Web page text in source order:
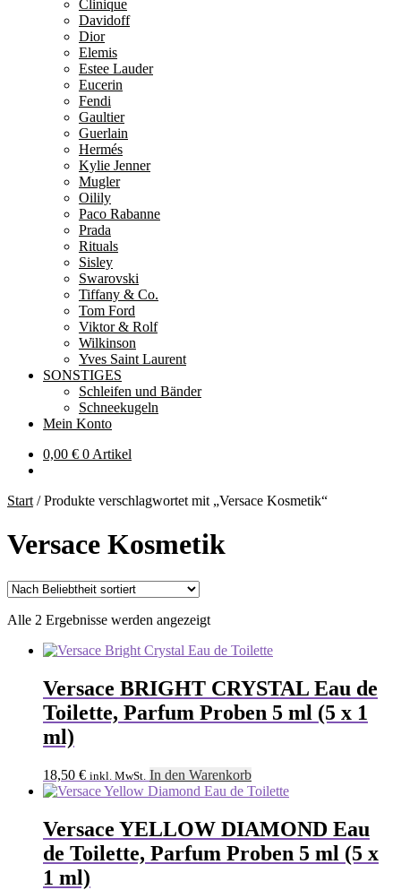
Clinique
Davidoff
Dior
Elemis
Estee Lauder
Eucerin
Fendi
Gaultier
Guerlain
Hermés
Kylie Jenner
Mugler
Oilily
Paco Rabanne
Prada
Rituals
Sisley
Swarovski
Tiffany & Co.
Tom Ford
Viktor & Rolf
Wilkinson
Yves Saint Laurent
SONSTIGES
Schleifen und Bänder
Schneekugeln
Mein Konto
0,00 € 0 Artikel
Start /Produkte verschlagwortet mit „Versace Kosmetik“
Versace Kosmetik
Alle 2 Ergebnisse werden angezeigtNach
sortiert
Versace BRIGHT CRYSTAL Eau de
Toilette, Parfum Proben 5 ml (5 x 1
ml)
18,50 € inkl. MwSt. In den Warenkorb
Versace YELLOW DIAMOND Eau
de Toilette, Parfum Proben 5 ml (5 x
1 ml)